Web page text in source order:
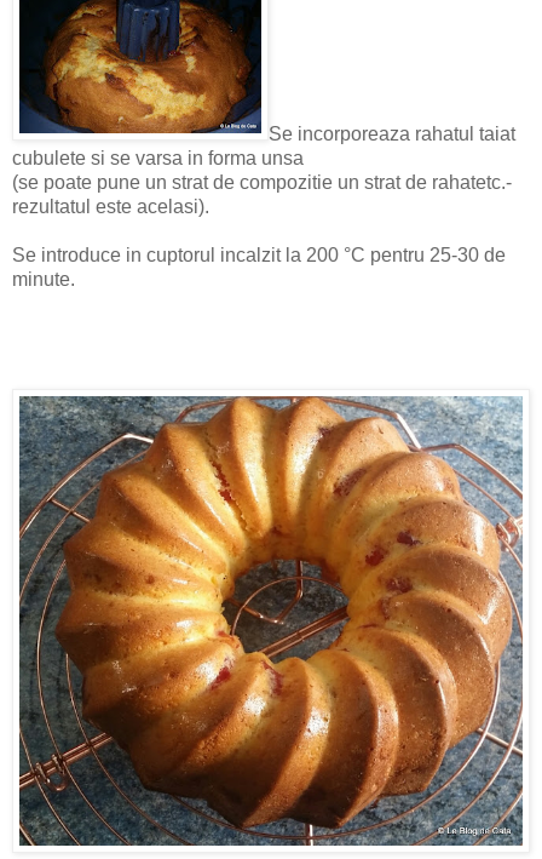
Se incorporeaza rahatul taiat
cubulete si se varsa in forma unsa
(se poate pune un strat de compozitie un strat de rahatetc.-
rezultatul este acelasi).
Se introduce in cuptorul incalzit la 200 °C pentru 25-30 de
minute.